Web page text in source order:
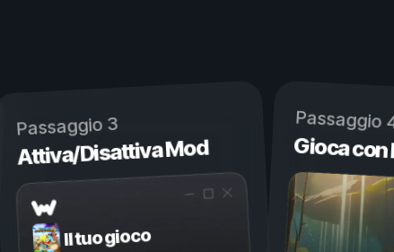
Passaggio 3
Attiva/Disattiva Mod
Il tuo gioco
Passaggio
Gioca